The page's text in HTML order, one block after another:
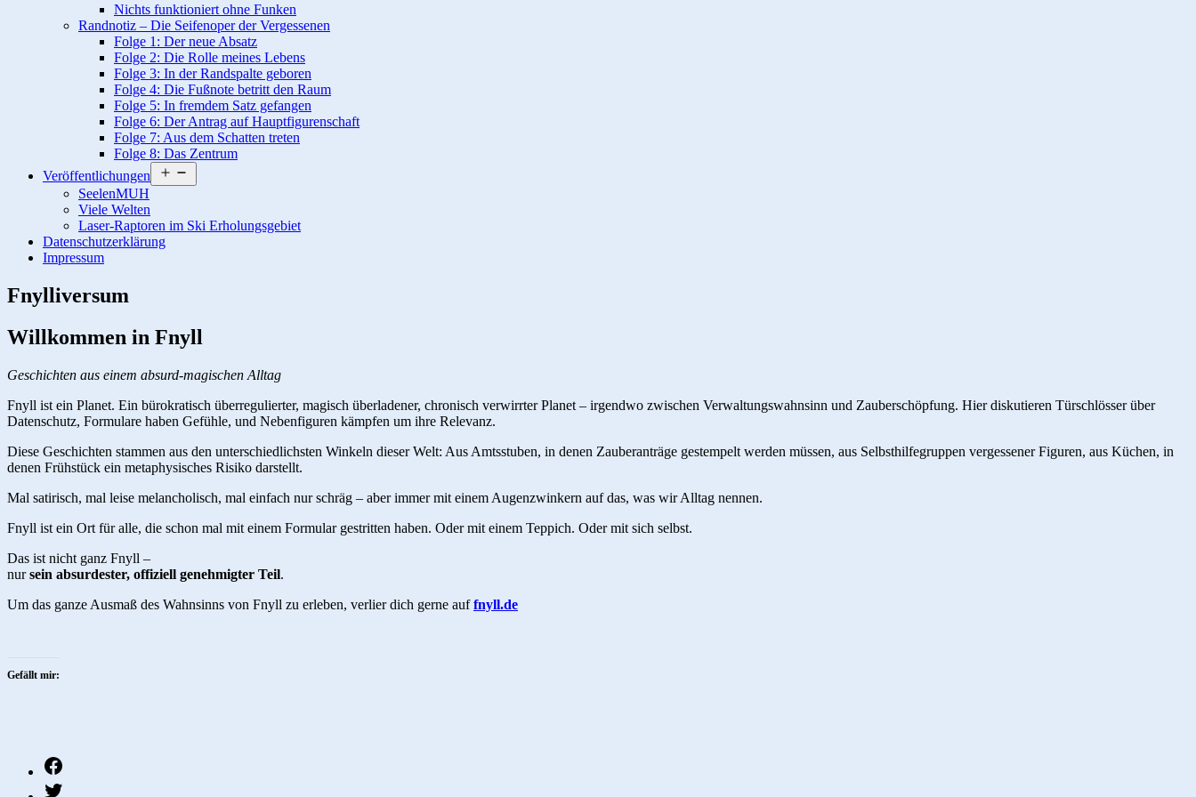
Nichts funktioniert ohne Funken
Randnotiz – Die Seifenoper der Vergessenen
Folge 1: Der neue Absatz
Folge 2: Die Rolle meines Lebens
Folge 3: In der Randspalte geboren
Folge 4: Die Fußnote betritt den Raum
Folge 5: In fremdem Satz gefangen
Folge 6: Der Antrag auf Hauptfigurenschaft
Folge 7: Aus dem Schatten treten
Folge 8: Das Zentrum
Veröffentlichungen
öffnen
SeelenMUH
Viele Welten
Laser-Raptoren im Ski Erholungsgebiet
Datenschutzerklärung
Impressum
Fnylliversum
Willkommen in Fnyll
Geschichten aus einem absurd-magischen Alltag
Fnyll ist ein Planet. Ein bürokratisch überregulierter, magisch überladener, chronisch verwirrter Planet – irgendwo zwischen Verwaltungswahnsinn und Zauberschöpfung. Hier diskutieren Türschlösser über
Datenschutz, Formulare haben Gefühle, und Nebenfiguren kämpfen um ihre Relevanz.
Diese Geschichten stammen aus den unterschiedlichsten Winkeln dieser Welt: Aus Amtsstuben, in denen Zauberanträge gestempelt werden müssen, aus Selbsthilfegruppen vergessener Figuren, aus Küchen, in
denen Frühstück ein metaphysisches Risiko darstellt.
Mal satirisch, mal leise melancholisch, mal einfach nur schräg – aber immer mit einem Augenzwinkern auf das, was wir Alltag nennen.
Fnyll ist ein Ort für alle, die schon mal mit einem Formular gestritten haben. Oder mit einem Teppich. Oder mit sich selbst.
Das ist nicht ganz Fnyll –
nursein absurdester, offiziell genehmigter Teil.
Um das ganze Ausmaß des Wahnsinns von Fnyll zu erleben, verlier dich gerne auffnyll.de
Gefällt mir: